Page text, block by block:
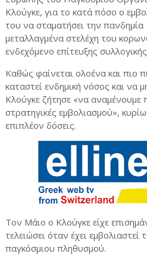
Κλούγκε, για το κατά πόσο ο
του να σταματήσει την
μεταλλαγμένα στελέχη του
ενδεχόμενο επίτευξης
Καθώς φαίνεται ολοένα και πιο
καταστεί ενδημική νόσος και να
Κλούγκε ζήτησε «να αναμένουμε
στρατηγικές εμβολιασμού»,
επιπλέον δόσεις.
Τον Μάιο ο Κλούγκε είχε
τελειώσει όταν έχει
παγκόσμιου πληθυσμού.